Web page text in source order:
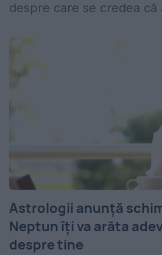
despre care se credea că
Astrologii anunță
Neptun îți va arăta
despre tine